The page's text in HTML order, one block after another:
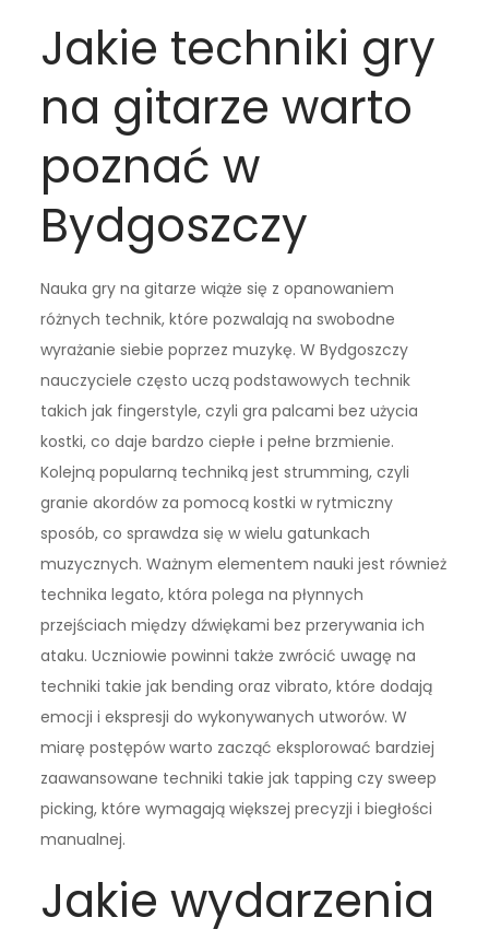
Jakie techniki gry
na gitarze warto
poznać w
Bydgoszczy
Nauka gry na gitarze wiąże się z opanowaniem
różnych technik, które pozwalają na swobodne
wyrażanie siebie poprzez muzykę. W Bydgoszczy
nauczyciele często uczą podstawowych technik
takich jak fingerstyle, czyli gra palcami bez użycia
kostki, co daje bardzo ciepłe i pełne brzmienie.
Kolejną popularną techniką jest strumming, czyli
granie akordów za pomocą kostki w rytmiczny
sposób, co sprawdza się w wielu gatunkach
muzycznych. Ważnym elementem nauki jest również
technika legato, która polega na płynnych
przejściach między dźwiękami bez przerywania ich
ataku. Uczniowie powinni także zwrócić uwagę na
techniki takie jak bending oraz vibrato, które dodają
emocji i ekspresji do wykonywanych utworów. W
miarę postępów warto zacząć eksplorować bardziej
zaawansowane techniki takie jak tapping czy sweep
picking, które wymagają większej precyzji i biegłości
manualnej.
Jakie wydarzenia